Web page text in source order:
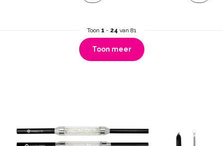
Toon 1 - 24 van 81
Toon meer